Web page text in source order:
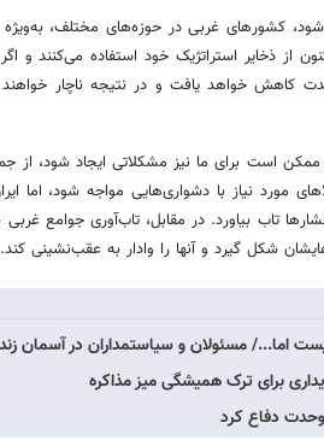
کشورهای غربی در حوزه‌های مختلف،
از ذخایر استراتژیک خود استفاده می‌کنند و
کاهش خواهد یافت و در نتیجه ناچار خواهند
است برای ما نیز مشکلاتی ایجاد شود، از
مورد نیاز با دشواری‌هایی مواجه شود، اما
تاب بیاورد. در مقابل، تاب‌آوری جوامع
شکل گیرد و آنها را وادار به عقب‌نشینی کند.
اما.../ مسئولان و سیاستمداران در آسمان
برای ترک همیشگی میز مذاکره
دفاع کرد